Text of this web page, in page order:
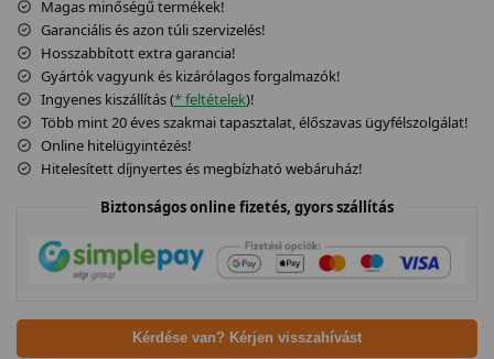
Magas minőségű termékek!
Garanciális és azon túli szervizelés!
Hosszabbított extra garancia!
Gyártók vagyunk és kizárólagos forgalmazók!
Ingyenes kiszállítás (* feltételek)!
Több mint 20 éves szakmai tapasztalat, élőszavas ügyfélszolgálat!
Online hitelügyintézés!
Hitelesített díjnyertes és megbízható webáruház!
Biztonságos online fizetés, gyors szállítás
Kérdése van? Kérjen visszahívást